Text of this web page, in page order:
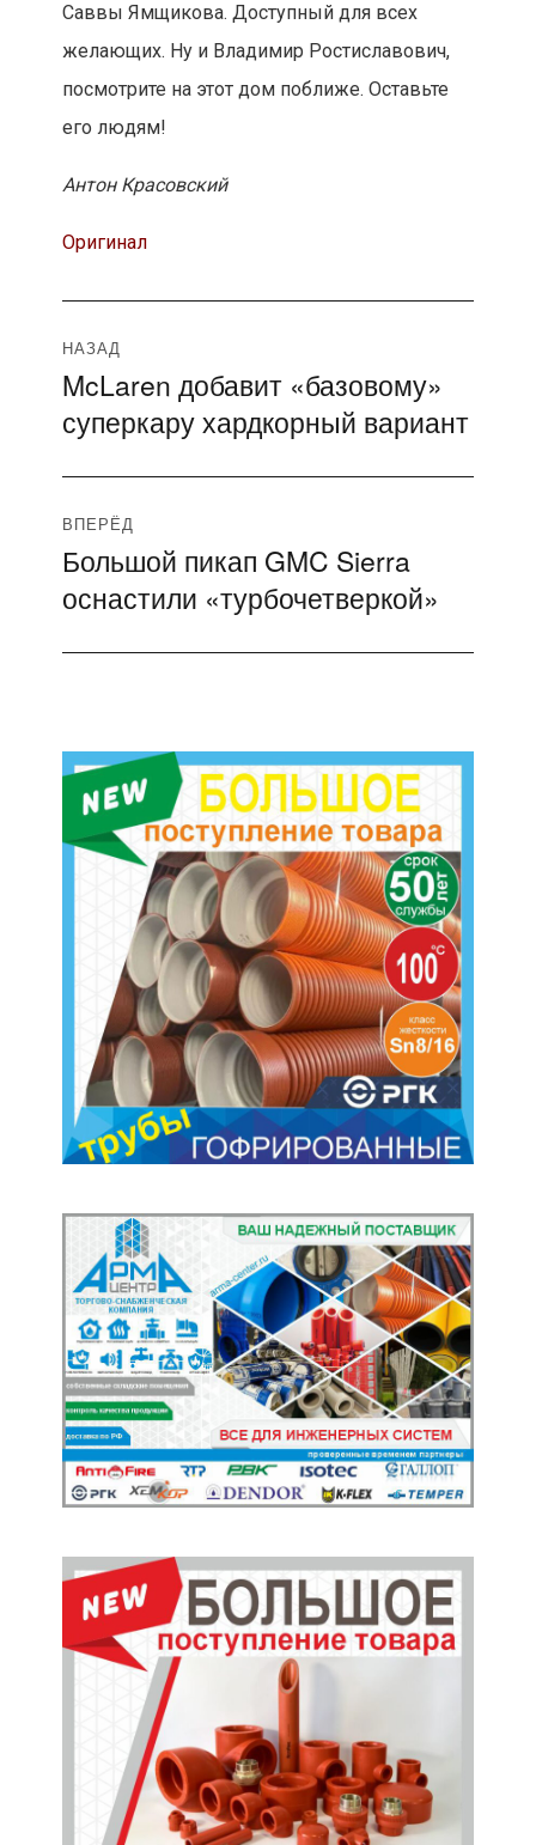
Саввы Ямщикова. Доступный для всех
желающих. Ну и Владимир Ростиславович,
посмотрите на этот дом поближе. Оставьте
его людям!
Антон Красовский
Оригинал
Навигация
по
записям
НАЗАД
Предыдущая
запись:
McLaren добавит «базовому»
суперкару хардкорный вариант
ВПЕРЁД
Следующая
запись:
Большой пикап GMC Sierra
оснастили «турбочетверкой»